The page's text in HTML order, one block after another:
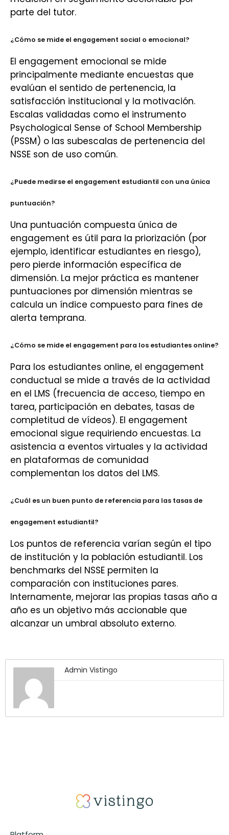
parte del tutor.
¿Cómo se mide el engagement social o emocional?
El engagement emocional se mide
principalmente mediante encuestas que
evalúan el sentido de pertenencia, la
satisfacción institucional y la motivación.
Escalas validadas como el instrumento
Psychological Sense of School Membership
(PSSM) o las subescalas de pertenencia del
NSSE son de uso común.
¿Puede medirse el engagement estudiantil con una única
puntuación?
Una puntuación compuesta única de
engagement es útil para la priorización (por
ejemplo, identificar estudiantes en riesgo),
pero pierde información específica de
dimensión. La mejor práctica es mantener
puntuaciones por dimensión mientras se
calcula un índice compuesto para fines de
alerta temprana.
¿Cómo se mide el engagement para los estudiantes online?
Para los estudiantes online, el engagement
conductual se mide a través de la actividad
en el LMS (frecuencia de acceso, tiempo en
tarea, participación en debates, tasas de
completitud de vídeos). El engagement
emocional sigue requiriendo encuestas. La
asistencia a eventos virtuales y la actividad
en plataformas de comunidad
complementan los datos del LMS.
¿Cuál es un buen punto de referencia para las tasas de
engagement estudiantil?
Los puntos de referencia varían según el tipo
de institución y la población estudiantil. Los
benchmarks del NSSE permiten la
comparación con instituciones pares.
Internamente, mejorar las propias tasas año a
año es un objetivo más accionable que
alcanzar un umbral absoluto externo.
Admin Vistingo